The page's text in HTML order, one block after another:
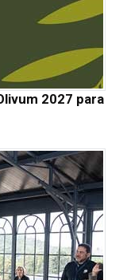
2027 para